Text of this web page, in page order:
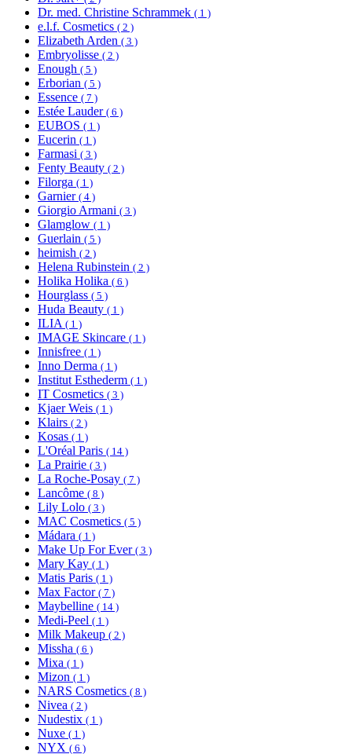
Dr. med. Christine Schrammek ( 1 )
e.l.f. Cosmetics ( 2 )
Elizabeth Arden ( 3 )
Embryolisse ( 2 )
Enough ( 5 )
Erborian ( 5 )
Essence ( 7 )
Estée Lauder ( 6 )
EUBOS ( 1 )
Eucerin ( 1 )
Farmasi ( 3 )
Fenty Beauty ( 2 )
Filorga ( 1 )
Garnier ( 4 )
Giorgio Armani ( 3 )
Glamglow ( 1 )
Guerlain ( 5 )
heimish ( 2 )
Helena Rubinstein ( 2 )
Holika Holika ( 6 )
Hourglass ( 5 )
Huda Beauty ( 1 )
ILIA ( 1 )
IMAGE Skincare ( 1 )
Innisfree ( 1 )
Inno Derma ( 1 )
Institut Esthederm ( 1 )
IT Cosmetics ( 3 )
Kjaer Weis ( 1 )
Klairs ( 2 )
Kosas ( 1 )
L'Oréal Paris ( 14 )
La Prairie ( 3 )
La Roche-Posay ( 7 )
Lancôme ( 8 )
Lily Lolo ( 3 )
MAC Cosmetics ( 5 )
Mádara ( 1 )
Make Up For Ever ( 3 )
Mary Kay ( 1 )
Matis Paris ( 1 )
Max Factor ( 7 )
Maybelline ( 14 )
Medi-Peel ( 1 )
Milk Makeup ( 2 )
Missha ( 6 )
Mixa ( 1 )
Mizon ( 1 )
NARS Cosmetics ( 8 )
Nivea ( 2 )
Nudestix ( 1 )
Nuxe ( 1 )
NYX ( 6 )